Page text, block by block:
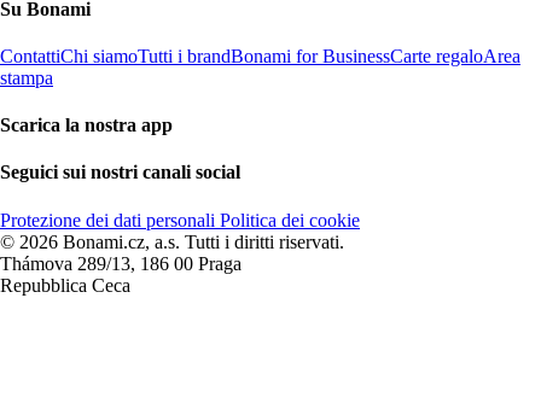
Su Bonami
ContattiChi siamoTutti i brandBonami for BusinessCarte regaloArea
stampa
Scarica la nostra app
Seguici sui nostri canali social
Protezione dei dati personali Politica dei cookie
© 2026 Bonami.cz, a.s. Tutti i diritti riservati.
Thámova 289/13, 186 00 Praga
Repubblica Ceca